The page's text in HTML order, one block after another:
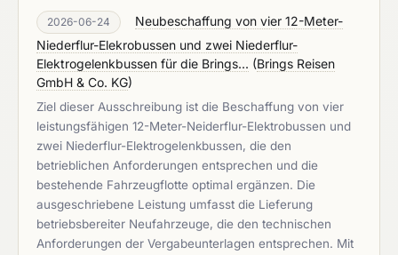
2026-06-24
Neubeschaffung von vier 12-Meter-
Niederflur-Elekrobussen und zwei Niederflur-
Elektrogelenkbussen für die Brings... (Brings Reisen
GmbH & Co. KG)
Ziel dieser Ausschreibung ist die Beschaffung von vier
leistungsfähigen 12-Meter-Neiderflur-Elektrobussen und
zwei Niederflur-Elektrogelenkbussen, die den
betrieblichen Anforderungen entsprechen und die
bestehende Fahrzeugflotte optimal ergänzen. Die
ausgeschriebene Leistung umfasst die Lieferung
betriebsbereiter Neufahrzeuge, die den technischen
Anforderungen der Vergabeunterlagen entsprechen. Mit